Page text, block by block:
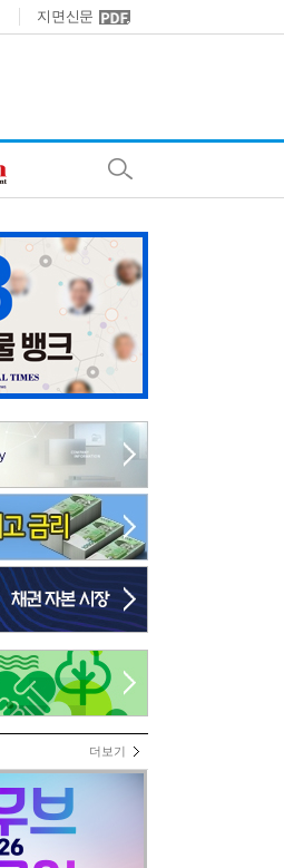
지면신문
더보기